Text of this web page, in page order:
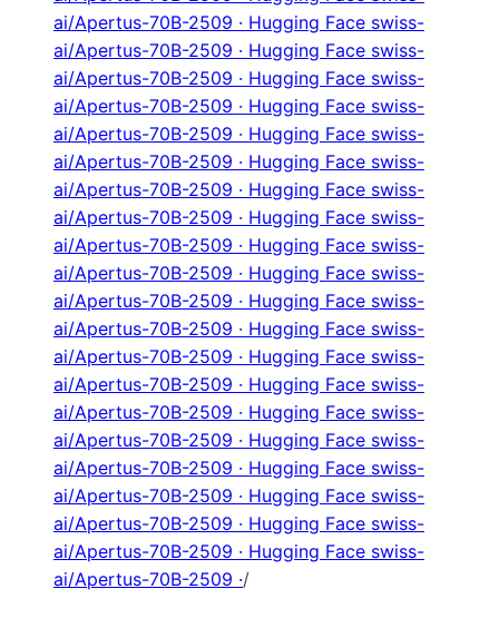
ai/Apertus-70B-2509 · Hugging Face swiss-
ai/Apertus-70B-2509 · Hugging Face swiss-
ai/Apertus-70B-2509 · Hugging Face swiss-
ai/Apertus-70B-2509 · Hugging Face swiss-
ai/Apertus-70B-2509 · Hugging Face swiss-
ai/Apertus-70B-2509 · Hugging Face swiss-
ai/Apertus-70B-2509 · Hugging Face swiss-
ai/Apertus-70B-2509 · Hugging Face swiss-
ai/Apertus-70B-2509 · Hugging Face swiss-
ai/Apertus-70B-2509 · Hugging Face swiss-
ai/Apertus-70B-2509 · Hugging Face swiss-
ai/Apertus-70B-2509 · Hugging Face swiss-
ai/Apertus-70B-2509 · Hugging Face swiss-
ai/Apertus-70B-2509 · Hugging Face swiss-
ai/Apertus-70B-2509 · Hugging Face swiss-
ai/Apertus-70B-2509 · Hugging Face swiss-
ai/Apertus-70B-2509 · Hugging Face swiss-
ai/Apertus-70B-2509 · Hugging Face swiss-
ai/Apertus-70B-2509 · Hugging Face swiss-
ai/Apertus-70B-2509 · Hugging Face swiss-
ai/Apertus-70B-2509 ·/